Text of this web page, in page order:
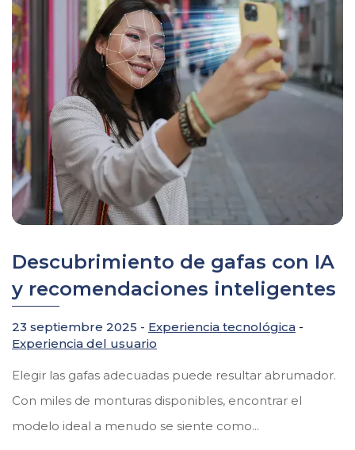
Descubrimiento de gafas con IA
y recomendaciones inteligentes
23 septiembre 2025 - Experiencia tecnológica -
Experiencia del usuario
Elegir las gafas adecuadas puede resultar abrumador.
Con miles de monturas disponibles, encontrar el
modelo ideal a menudo se siente como...